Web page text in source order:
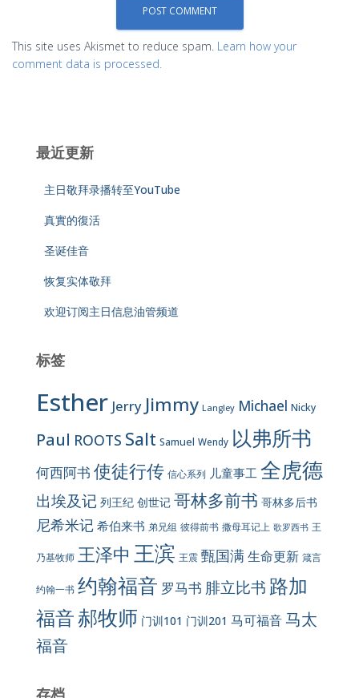
This site uses Akismet to reduce spam. Learn how your
comment data is processed.
最近更新
主日敬拜录播转至YouTube
真實的復活
圣诞佳音
恢复实体敬拜
欢迎订阅主日信息油管频道
标签
Esther Jerry Jimmy Langley Michael Nicky
Paul ROOTS Salt Samuel Wendy 以弗所书
何西阿书 使徒行传 信心系列 儿童事工 全虎德
出埃及记 列王纪 创世记 哥林多前书 哥林多后书
尼希米记 希伯来书 弟兄组 彼得前书 撒母耳记上 歌罗西书 王
乃基牧师 王泽中 王滨 王震 甄国满生命更新 箴言
约翰一书 约翰福音 罗马书 腓立比书 路加
福音郝牧师 门训101 门训201 马可福音马太
福音
存档